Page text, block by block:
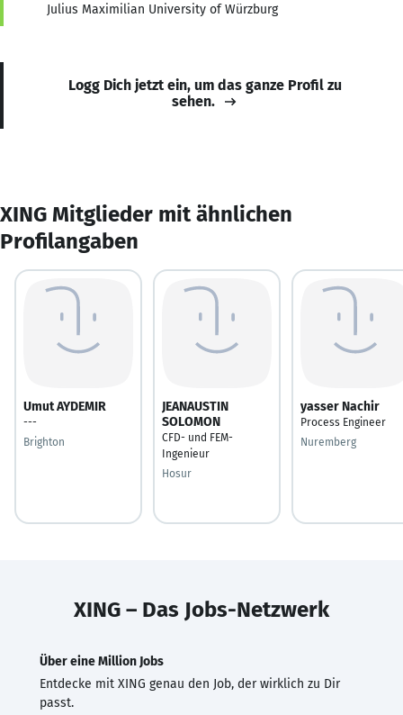
Julius Maximilian University of Würzburg
Logg Dich jetzt ein, um das ganze Profil zu
sehen.
XING Mitglieder mit ähnlichen
Profilangaben
Umut AYDEMIR
---
Brighton
JEANAUSTIN
SOLOMON
CFD- und FEM-
Ingenieur
Hosur
yasser Nachir
Process Engineer
Nuremberg
XING – Das Jobs-Netzwerk
Über eine Million Jobs
Entdecke mit XING genau den Job, der wirklich zu Dir
passt.